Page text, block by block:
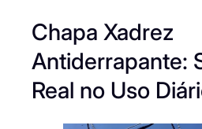
Chapa Xadrez
Antiderrapante:
Real no Uso